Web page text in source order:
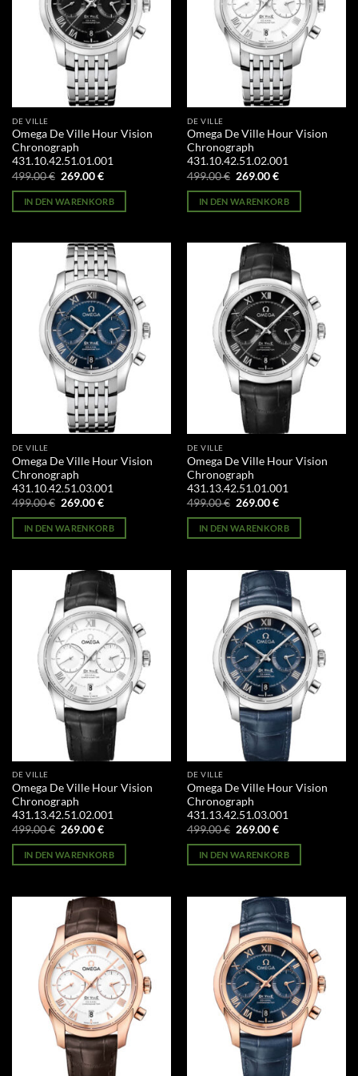
DE VILLE
Omega De Ville Hour Vision
Chronograph
431.10.42.51.01.001
499.00€ Ursprünglicher
war:
499.00 €
269.00€Aktueller
ist:
269.00 €.
IN DEN WARENKORB
DE VILLE
Omega De Ville Hour Vision
Chronograph
431.10.42.51.02.001
499.00€ Ursprünglicher
war:
499.00 €
269.00€Aktueller
ist:
269.00 €.
IN DEN WARENKORB
DE VILLE
Omega De Ville Hour Vision
Chronograph
431.10.42.51.03.001
499.00€ Ursprünglicher
war:
499.00 €
269.00€Aktueller
ist:
269.00 €.
IN DEN WARENKORB
DE VILLE
Omega De Ville Hour Vision
Chronograph
431.13.42.51.01.001
499.00€ Ursprünglicher
war:
499.00 €
269.00€Aktueller
ist:
269.00 €.
IN DEN WARENKORB
DE VILLE
Omega De Ville Hour Vision
Chronograph
431.13.42.51.02.001
499.00€ Ursprünglicher
war:
499.00 €
269.00€Aktueller
ist:
269.00 €.
IN DEN WARENKORB
DE VILLE
Omega De Ville Hour Vision
Chronograph
431.13.42.51.03.001
499.00€ Ursprünglicher
war:
499.00 €
269.00€Aktueller
ist:
269.00 €.
IN DEN WARENKORB